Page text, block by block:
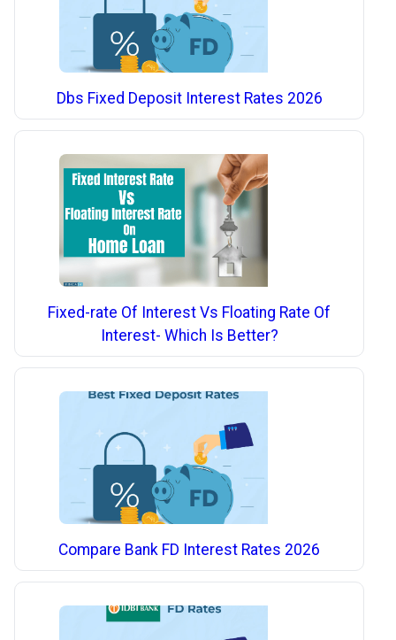
Dbs Fixed Deposit Interest Rates 2026
Fixed-rate Of Interest Vs Floating Rate Of
Interest- Which Is Better?
Compare Bank FD Interest Rates 2026